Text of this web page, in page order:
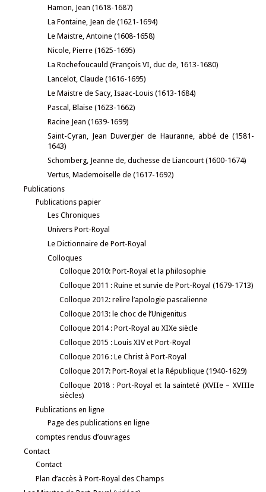
Hamon, Jean (1618-1687)
La Fontaine, Jean de (1621-1694)
Le Maistre, Antoine (1608-1658)
Nicole, Pierre (1625-1695)
La Rochefoucauld (François VI, duc de, 1613-1680)
Lancelot, Claude (1616-1695)
Le Maistre de Sacy, Isaac-Louis (1613-1684)
Pascal, Blaise (1623-1662)
Racine Jean (1639-1699)
Saint-Cyran, Jean Duvergier de Hauranne, abbé de (1581-
1643)
Schomberg, Jeanne de, duchesse de Liancourt (1600-1674)
Vertus, Mademoiselle de (1617-1692)
Publications
Publications papier
Les Chroniques
Univers Port-Royal
Le Dictionnaire de Port-Royal
Colloques
Colloque 2010: Port-Royal et la philosophie
Colloque 2011 : Ruine et survie de Port-Royal (1679-1713)
Colloque 2012: relire l’apologie pascalienne
Colloque 2013: le choc de l’Unigenitus
Colloque 2014 : Port-Royal au XIXe siècle
Colloque 2015 : Louis XIV et Port-Royal
Colloque 2016 : Le Christ à Port-Royal
Colloque 2017: Port-Royal et la République (1940-1629)
Colloque 2018 : Port-Royal et la sainteté (XVIIe – XVIIIe
siècles)
Publications en ligne
Page des publications en ligne
comptes rendus d’ouvrages
Contact
Contact
Plan d’accès à Port-Royal des Champs